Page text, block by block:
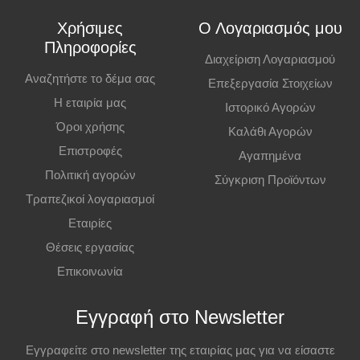
διαφορετικά η παραγγελία ακυρώνεται.
Επιπλέον Πληροφορίες
Οι τιμές ισχύουν και για αγορές από το φυσικό κατάστημα.
Χρήσιμες
Πληροφορίες
Αναζητήστε το δέμα σας
Η εταιρία μας
Όροι χρήσης
Επιστροφές
Πολιτική αγορών
Τραπεζικοί λογαριασμοί
Εταιρίες
Θέσεις εργασίας
Επικοινωνία
Ο Λογαριασμός μου
Διαχείριση Λογαριασμού
Επεξεργασία Στοιχείων
Ιστορικό Αγορών
Καλάθι Αγορών
Αγαπημένα
Σύγκριση Προϊόντων
Εγγραφή στο Newsletter
Εγγραφείτε στο newsletter της εταιρίας μας για να είσαστε